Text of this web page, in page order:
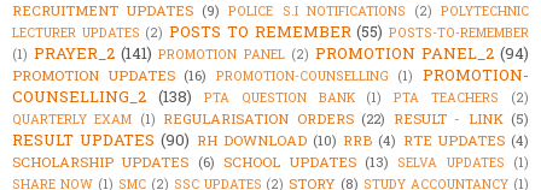
RECRUITMENT UPDATES (9) POLICE S.I NOTIFICATIONS (2) POLYTECHNIC
LECTURER UPDATES (2) POSTS TO REMEMBER (55) POSTS-TO-REMEMBER
(1) PRAYER_2 (141) PROMOTION PANEL (2) PROMOTION PANEL_2 (94)
PROMOTION UPDATES (16) PROMOTION-COUNSELLING (1)
PROMOTION-
COUNSELLING_2 (138) PTA QUESTION BANK (1) PTA TEACHERS
(2)
QUARTERLY EXAM (1) REGULARISATION ORDERS (22) RESULT - LINK (5)
RESULT UPDATES (90) RH DOWNLOAD (10) RRB (4) RTE UPDATES (4)
SCHOLARSHIP UPDATES (6) SCHOOL UPDATES (13) SELVA UPDATES
(1)
SHARE NOW (1) SMC (2) SSC UPDATES (2) STORY (8) STUDY ACCOUNTANCY (1)